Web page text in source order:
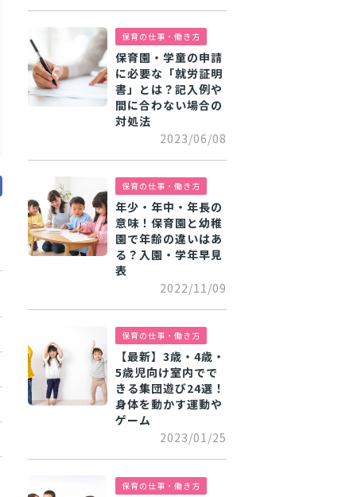
保育の仕事・働き方
保育園・学童の申請
に必要な「就労証明
書」とは？記入例や
間に合わない場合の
対処法
2023/06/08
保育の仕事・働き方
年少・年中・年長の
意味！保育園と幼稚
園で年齢の違いはあ
る？入園・学年早見
表
2022/11/09
保育の仕事・働き方
【最新】3歳・4歳・
5歳児向け室内でで
きる集団遊び24選！
身体を動かす運動や
ゲーム
2023/01/25
保育の仕事・働き方